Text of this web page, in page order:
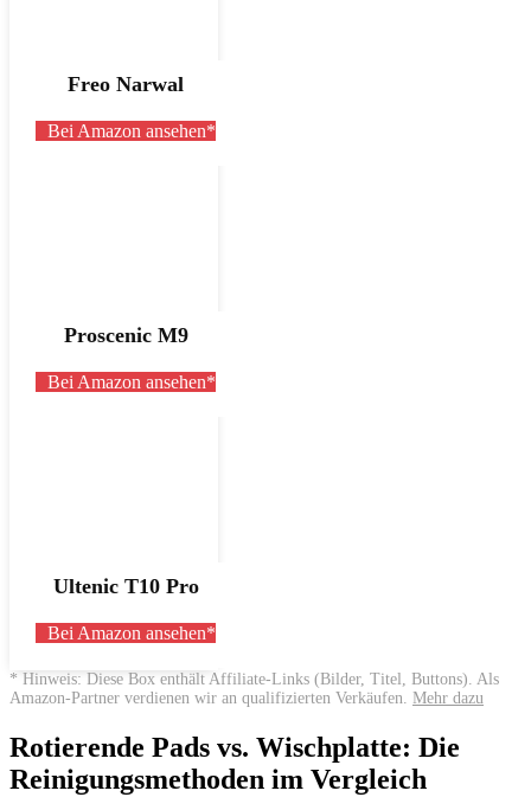
Freo Narwal
Bei Amazon ansehen*
Proscenic M9
Bei Amazon ansehen*
Ultenic T10 Pro
Bei Amazon ansehen*
* Hinweis: Diese Box enthält Affiliate-Links (Bilder, Titel, Buttons). Als
Amazon-Partner verdienen wir an qualifizierten Verkäufen. Mehr dazu
Rotierende Pads vs. Wischplatte: Die
Reinigungsmethoden im Vergleich